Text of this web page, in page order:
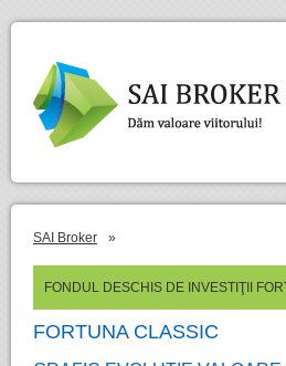
SAI Broker »
FONDUL DESCHIS DE INVESTIŢII
FORTUNA CLASSIC